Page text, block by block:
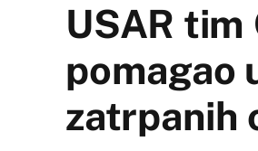
USAR
pomagao
zatrpanih